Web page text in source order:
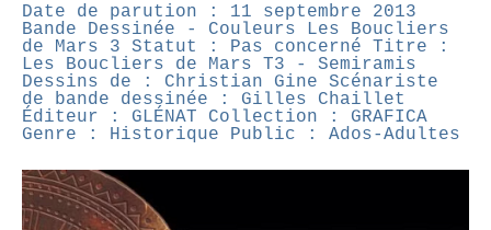
Date de parution : 11 septembre 2013
Bande Dessinée - Couleurs Les Boucliers
de Mars 3 Statut : Pas concerné Titre :
Les Boucliers de Mars T3 - Semiramis
Dessins de : Christian Gine Scénariste
de bande dessinée : Gilles Chaillet
Éditeur : GLÉNAT Collection : GRAFICA
Genre : Historique Public : Ados-Adultes